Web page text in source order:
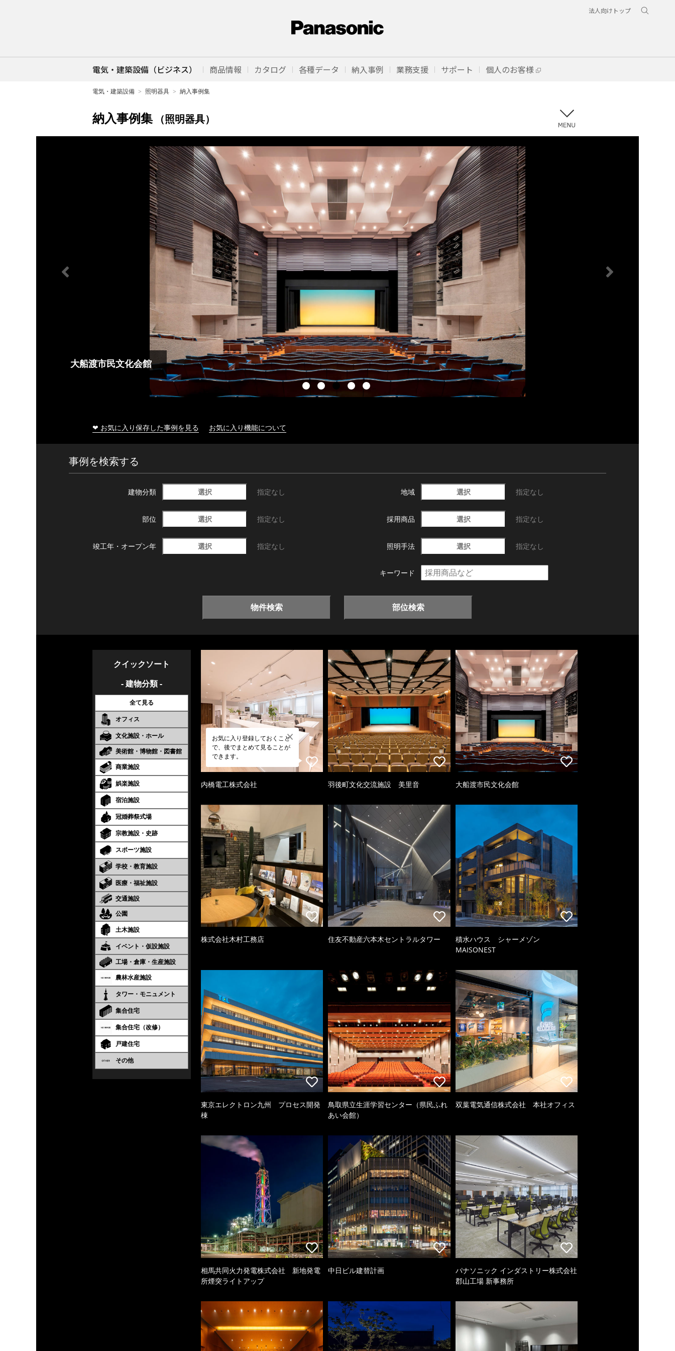
法人向けトップ
電気・建築設備（ビジネス） 商品情報 カタログ 各種データ 納入事例 業務支援 サポート 個人のお客様
電気・建築設備 照明器具 納入事例集
納入事例集 （照明器具）
大船渡市民文化会館
❤ お気に入り保存した事例を見る お気に入り機能について
事例を検索する
建物分類 選択 指定なし 地域 選択 指定なし
部位 選択 指定なし 採用商品 選択 指定なし
竣工年・ オープン年 選択 指定なし 照明手法 選択 指定なし
キーワード
物件検索 部位検索
クイックソート
- 建物分類 -
全て見る
オフィス
文化施設・ホール
美術館・博物館・図書館
商業施設
娯楽施設
宿泊施設
冠婚葬祭式場
宗教施設・史跡
スポーツ施設
学校・教育施設
医療・福祉施設
交通施設
公園
土木施設
イベント・仮設施設
工場・倉庫・生産施設
農林水産施設
タワー・モニュメント
集合住宅
集合住宅（改修）
戸建住宅
その他
お気に入り登録しておくこと
で、後でまとめて見ることが
できます。
内橋電工株式会社 羽後町文化交流施設 美里音 大船渡市民文化会館
株式会社木村工務店 住友不動産六本木セントラルタワー
積水ハウス シャーメゾン
MAISONEST
東京エレクトロン九州 プロセス開発
棟
鳥取県立生涯学習センター（県民ふれ
あい会館）
双葉電気通信株式会社 本社オフィス
相馬共同火力発電株式会社 新地発電
所煙突ライトアップ
中日ビル建替計画
パナソニック インダストリー株式会社
郡山工場 新事務所